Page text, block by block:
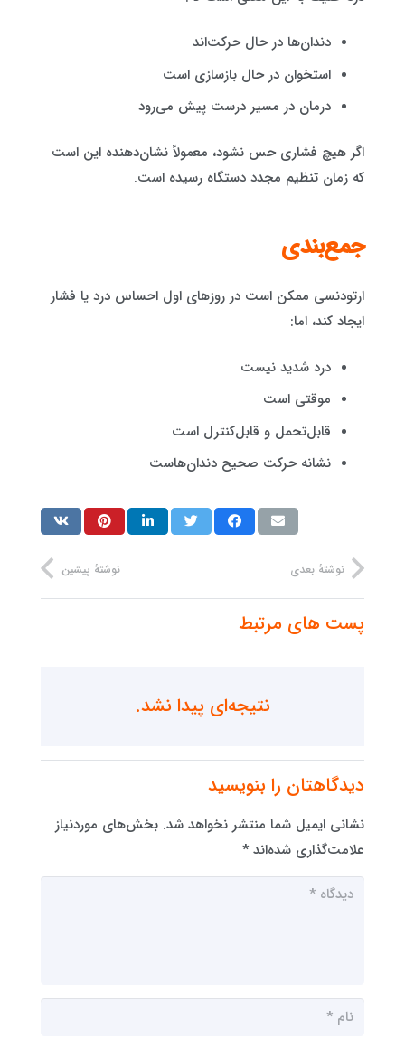
دندان‌ها در حال حرکت‌اند
استخوان در حال بازسازی است
درمان در مسیر درست پیش می‌رود
اگر هیچ فشاری حس نشود، معمولاً نشان‌دهنده این است
که زمان تنظیم مجدد دستگاه رسیده است.
جمع‌بندی
ارتودنسی ممکن است در روزهای اول احساس درد یا فشار
ایجاد کند، اما:
درد شدید نیست
موقتی است
قابل‌تحمل و قابل‌کنترل است
نشانه حرکت صحیح دندان‌هاست
نوشتهٔ پیشین نوشتهٔ بعدی
پست های مرتبط
نتیجه‌ای پیدا نشد.
دیدگاهتان را بنویسید
نشانی ایمیل شما منتشر نخواهد شد. بخش‌های موردنیاز
علامت‌گذاری شده‌اند *